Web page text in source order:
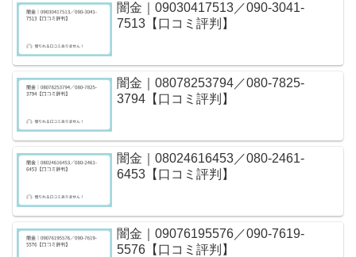
闇金｜09030417513／090-3041-
7513【口コミ評判】
闇金｜08078253794／080-7825-
3794【口コミ評判】
闇金｜08024616453／080-2461-
6453【口コミ評判】
闇金｜09076195576／090-7619-
5576【口コミ評判】